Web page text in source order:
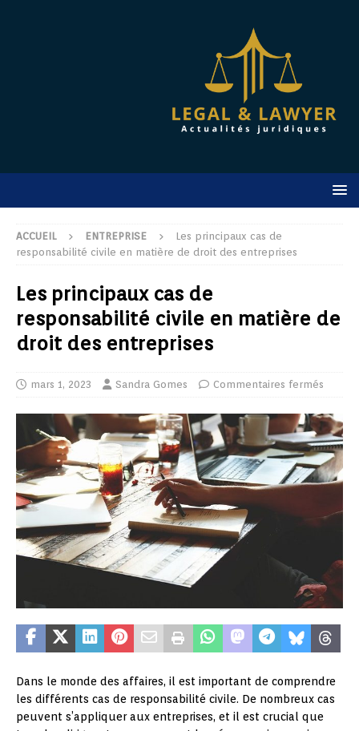
ACCUEIL ENTREPRISE
Les principaux cas de
responsabilité civile en matière de droit des entreprises
Les principaux cas de
responsabilité civile en matière de
droit des entreprises
mars 1, 2023 Sandra Gomes Commentaires fermés
Dans le monde des affaires, il est important de comprendre
les différents cas de responsabilité civile. De nombreux cas
peuvent s’appliquer aux entreprises, et il est crucial que